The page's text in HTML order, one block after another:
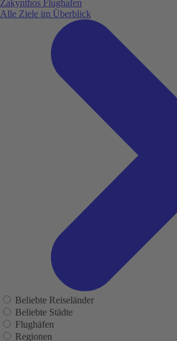
Zakynthos Flughafen
Alle Ziele im Überblick
Beliebte Reiseländer
Beliebte Städte
Flughäfen
Regionen